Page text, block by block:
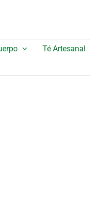
Té Artesanal
€.
Hop
Hare